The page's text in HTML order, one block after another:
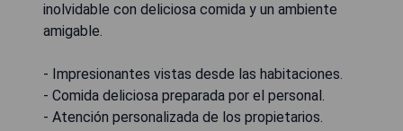
inolvidable con deliciosa comida y un ambiente
amigable.
- Impresionantes vistas desde las habitaciones.
- Comida deliciosa preparada por el personal.
- Atención personalizada de los propietarios.